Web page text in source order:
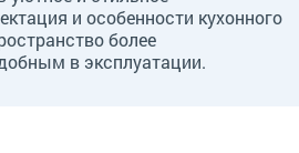
и особенности кухонного
более
в эксплуатации.